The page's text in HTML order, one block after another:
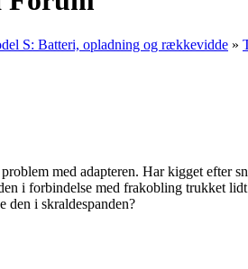
S: Batteri, opladning og rækkevidde »
med adapteren. Har kigget efter
i forbindelse med frakobling trukket
den i skraldespanden?